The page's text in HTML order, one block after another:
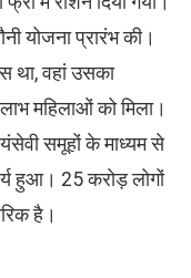
योजना प्रारंभ की।
था, वहां उसका
महिलाओं को मिला।
समूहों के माध्यम से
हुआ। 25 करोड़ लोगों
है।